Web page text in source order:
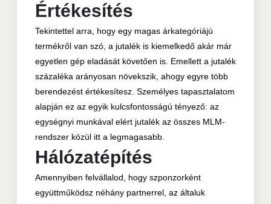
Értékesítés
Tekintettel arra, hogy egy magas árkategóriájú
termékről van szó, a jutalék is kiemelkedő akár már
egyetlen gép eladását követően is. Emellett a jutalék
százaléka arányosan növekszik, ahogy egyre több
berendezést értékesítesz. Személyes tapasztalatom
alapján ez az egyik kulcsfontosságú tényező: az
egységnyi munkával elért jutalék az összes MLM-
rendszer közül itt a legmagasabb.
Hálózatépítés
Amennyiben felvállalod, hogy szponzorként
együttműködsz néhány partnerrel, az általuk